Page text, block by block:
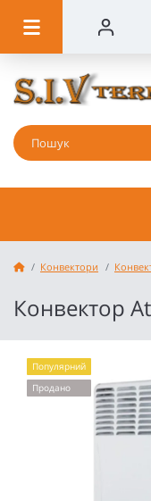
Конвектори
Конвектор
Популярний
Продано